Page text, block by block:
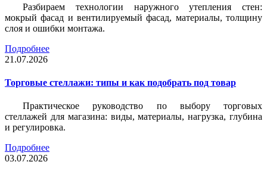
Разбираем технологии наружного утепления стен:
мокрый фасад и вентилируемый фасад, материалы, толщину
слоя и ошибки монтажа.
Подробнее
21.07.2026
Торговые стеллажи: типы и как подобрать под товар
Практическое руководство по выбору торговых
стеллажей для магазина: виды, материалы, нагрузка, глубина
и регулировка.
Подробнее
03.07.2026